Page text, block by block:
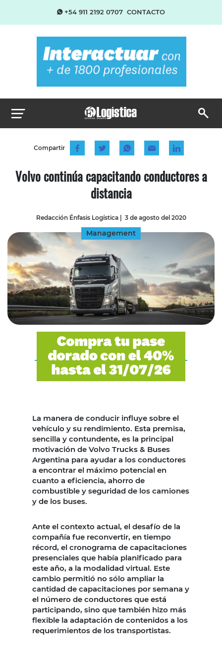
+54 911 2192 0707 CONTACTO
Compartir
Volvo continúa capacitando conductores a
distancia
Redacción Énfasis Logística| 3 de agosto del 2020
Management
La manera de conducir influye sobre el
vehículo y su rendimiento. Esta premisa,
sencilla y contundente, es la principal
motivación de Volvo Trucks & Buses
Argentina para ayudar a los conductores
a encontrar el máximo potencial en
cuanto a eficiencia, ahorro de
combustible y seguridad de los camiones
y de los buses.
Ante el contexto actual, el desafío de la
compañía fue reconvertir, en tiempo
récord, el cronograma de capacitaciones
presenciales que había planificado para
este año, a la modalidad virtual. Este
cambio permitió no sólo ampliar la
cantidad de capacitaciones por semana y
el número de conductores que está
participando, sino que también hizo más
flexible la adaptación de contenidos a los
requerimientos de los transportistas.